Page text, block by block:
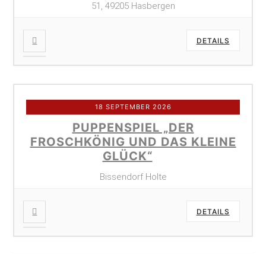
51, 49205 Hasbergen
DETAILS
18 SEPTEMBER 2026
PUPPENSPIEL „DER
FROSCHKÖNIG UND DAS KLEINE
GLÜCK“
Bissendorf Holte
DETAILS